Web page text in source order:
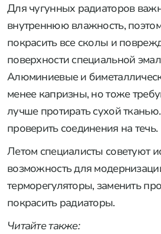
Для чугунных радиаторов
внутреннюю влажность,
покрасить все сколы и
поверхности специальной
Алюминиевые и
менее капризны, но тоже
лучше протирать сухой
проверить соединения на течь.
Летом специалисты советуют
возможность для
терморегуляторы, заменить
покрасить радиаторы.
Читайте также: